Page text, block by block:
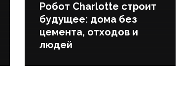
Робот Charlotte строит
будущее: дома без
цемента, отходов и
людей